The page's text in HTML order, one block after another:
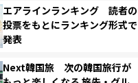
エアラインランキング 読者の
投票をもとにランキング形式で
発表
Next韓国旅 次の韓国旅行が